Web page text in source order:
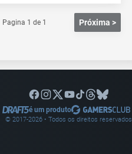
Pagina 1 de 1 Próxima >
é um produto
© 2017-2026• Todos os direitos reservados